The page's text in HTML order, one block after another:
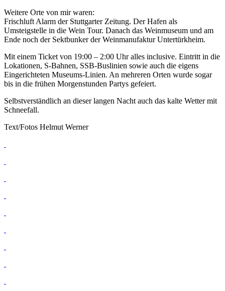
Weitere Orte von mir waren:
Frischluft Alarm der Stuttgarter Zeitung. Der Hafen als
Umsteigstelle in die Wein Tour. Danach das Weinmuseum und am
Ende noch der Sektbunker der Weinmanufaktur Untertürkheim.
Mit einem Ticket von 19:00 – 2:00 Uhr alles inclusive. Eintritt in die
Lokationen, S-Bahnen, SSB-Buslinien sowie auch die eigens
Eingerichteten Museums-Linien. An mehreren Orten wurde sogar
bis in die frühen Morgenstunden Partys gefeiert.
Selbstverständlich an dieser langen Nacht auch das kalte Wetter mit
Schneefall.
Text/Fotos Helmut Werner